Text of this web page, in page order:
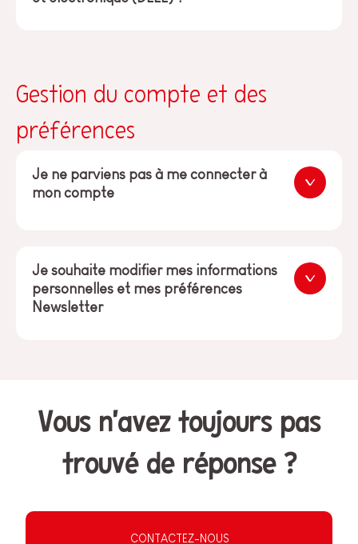
Gestion du compte et des
préférences
Je ne parviens pas à me connecter à
mon compte
Je souhaite modifier mes informations
personnelles et mes préférences
Newsletter
Vous n'avez toujours pas
trouvé de réponse ?
CONTACTEZ-NOUS